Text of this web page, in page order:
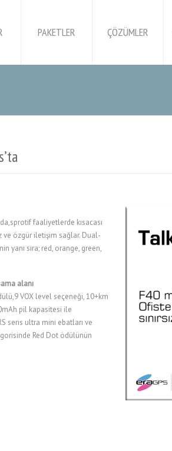
PAKETLER ÇÖZÜMLER
faaliyetlerde kısacası
ve özgür iletişim sağlar. Dual-
yanı sıra; red, orange, green,
alanı
VOX level seçeneği, 10+km
pil kapasitesi ile
seris ultra mini ebatları ve
Red Dot ödülünün